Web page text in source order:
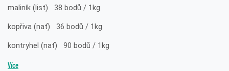
maliník (list) 38 bodů / 1kg
kopřiva (nať) 36 bodů / 1kg
kontryhel (nať) 90 bodů / 1kg
Více